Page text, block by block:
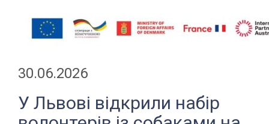
30.06.2026
У Львові відкрили набір